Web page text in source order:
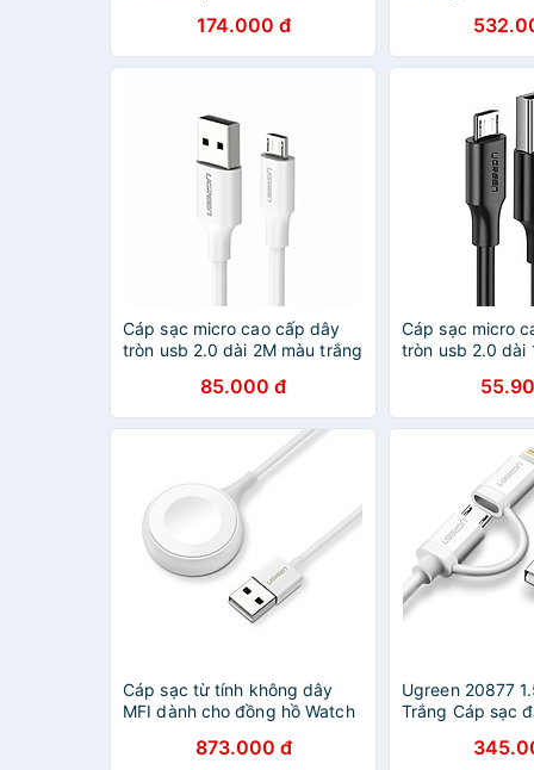
Hàng chính hãng
174.000 đ
Cáp sạc micro cao cấp dây
tròn usb 2.0 dài 2M màu trắng
Hàng chính hãng
85.000 đ
Cáp sạc micro
tròn usb 2.0 dài
Hàng chính
Cáp sạc từ tính không dây
MFI dành cho đồng hồ Watch
177APW50518CD Hàng chính
873.000 đ
Ugreen 20877
Trắng Cáp sạc
cho iphone